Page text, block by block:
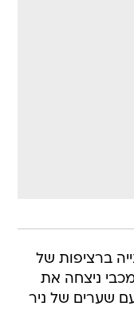
עונה שנייה ברציפות של
מכבי ניצחה את
הגביע עם שערים של ניר